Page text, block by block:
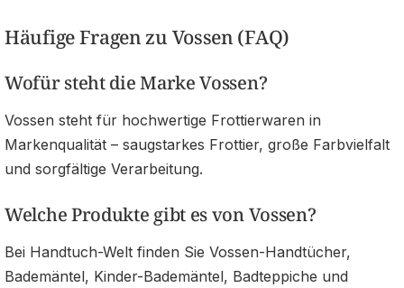
Häufige Fragen zu Vossen (FAQ)
Wofür steht die Marke Vossen?
Vossen steht für hochwertige Frottierwaren in
Markenqualität – saugstarkes Frottier, große Farbvielfalt
und sorgfältige Verarbeitung.
Welche Produkte gibt es von Vossen?
Bei Handtuch-Welt finden Sie Vossen-Handtücher,
Bademäntel, Kinder-Bademäntel, Badteppiche und